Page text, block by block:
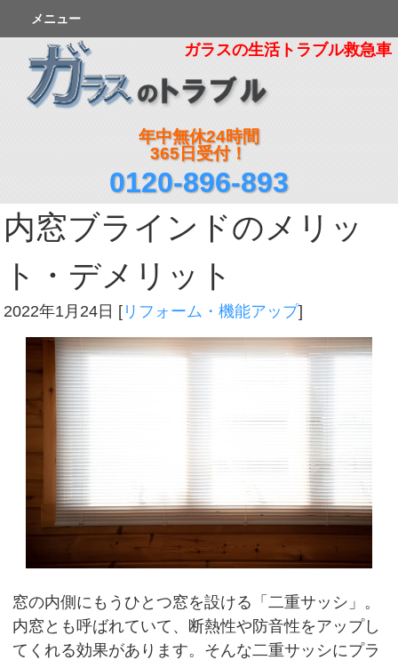
ガラスの生活トラブル救急車
年中無休24時間
365日受付！
0120-896-893
メニュー
内窓ブラインドのメリッ
ト・デメリット
2022年1月24日 [ リフォーム・機能アップ]
窓の内側にもうひとつ窓を設ける「二重サッシ」。
内窓とも呼ばれていて、断熱性や防音性をアップし
てくれる効果があります。そんな二重サッシにプラ